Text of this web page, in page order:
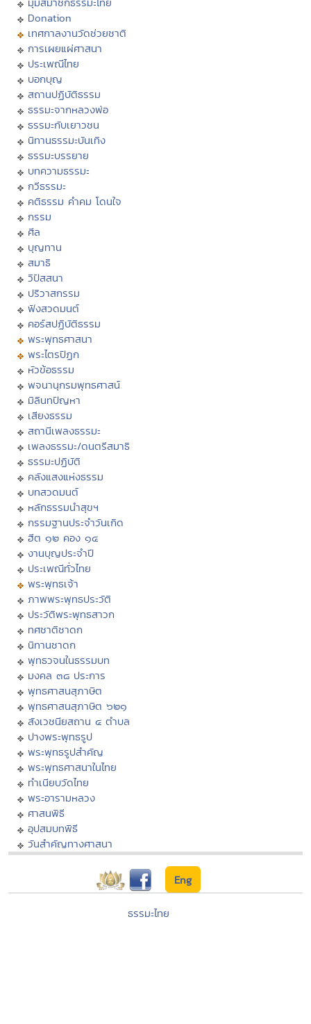
Donation
เทศกาลงานวัดช่วยชาติ
การเผยแผ่ศาสนา
ประเพณีไทย
บอกบุญ
สถานปฏิบัติธรรม
ธรรมะจากหลวงพ่อ
ธรรมะกับเยาวชน
นิทานธรรมะบันเทิง
ธรรมะบรรยาย
บทความธรรมะ
กวีธรรมะ
คติธรรม คำคม โดนใจ
กรรม
ศีล
บุญทาน
สมาธิ
วิปัสสนา
ปริวาสกรรม
ฟังสวดมนต์
คอร์สปฏิบัติธรรม
พระพุทธศาสนา
พระไตรปิฏก
หัวข้อธรรม
พจนานุกรมพุทธศาสน์
มิลินทปัญหา
เสียงธรรม
สถานีเพลงธรรมะ
เพลงธรรมะ/ดนตรีสมาธิ
ธรรมะปฏิบัติ
คลังแสงแห่งธรรม
บทสวดมนต์
หลักธรรมนำสุขฯ
กรรมฐานประจำวันเกิด
ฮีต ๑๒ คอง ๑๔
งานบุญประจำปี
ประเพณีทั่วไทย
พระพุทธเจ้า
ภาพพระพุทธประวัติ
ประวัติพระพุทธสาวก
ทศชาติชาดก
นิทานชาดก
พุทธวจนในธรรมบท
มงคล ๓๘ ประการ
พุทธศาสนสุภาษิต
พุทธศาสนสุภาษิต ๖๒๑
สังเวชนียสถาน ๔ ตำบล
ปางพระพุทธรูป
พระพุทธรูปสำคัญ
พระพุทธศาสนาในไทย
ทำเนียบวัดไทย
พระอารามหลวง
ศาสนพิธี
อุปสมบทพิธี
วันสำคัญทางศาสนา
Eng
ธรรมะไทย